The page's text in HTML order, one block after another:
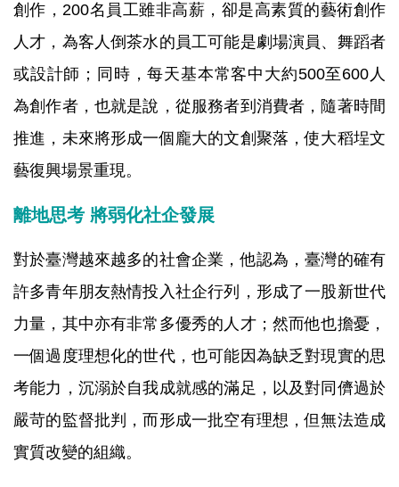
創作，200名員工雖非高薪，卻是高素質的藝術創作
人才，為客人倒茶水的員工可能是劇場演員、舞蹈者
或設計師；同時，每天基本常客中大約500至600人
為創作者，也就是說，從服務者到消費者，隨著時間
推進，未來將形成一個龐大的文創聚落，使大稻埕文
藝復興場景重現。
離地思考 將弱化社企發展
對於臺灣越來越多的社會企業，他認為，臺灣的確有
許多青年朋友熱情投入社企行列，形成了一股新世代
力量，其中亦有非常多優秀的人才；然而他也擔憂，
一個過度理想化的世代，也可能因為缺乏對現實的思
考能力，沉溺於自我成就感的滿足，以及對同儕過於
嚴苛的監督批判，而形成一批空有理想，但無法造成
實質改變的組織。